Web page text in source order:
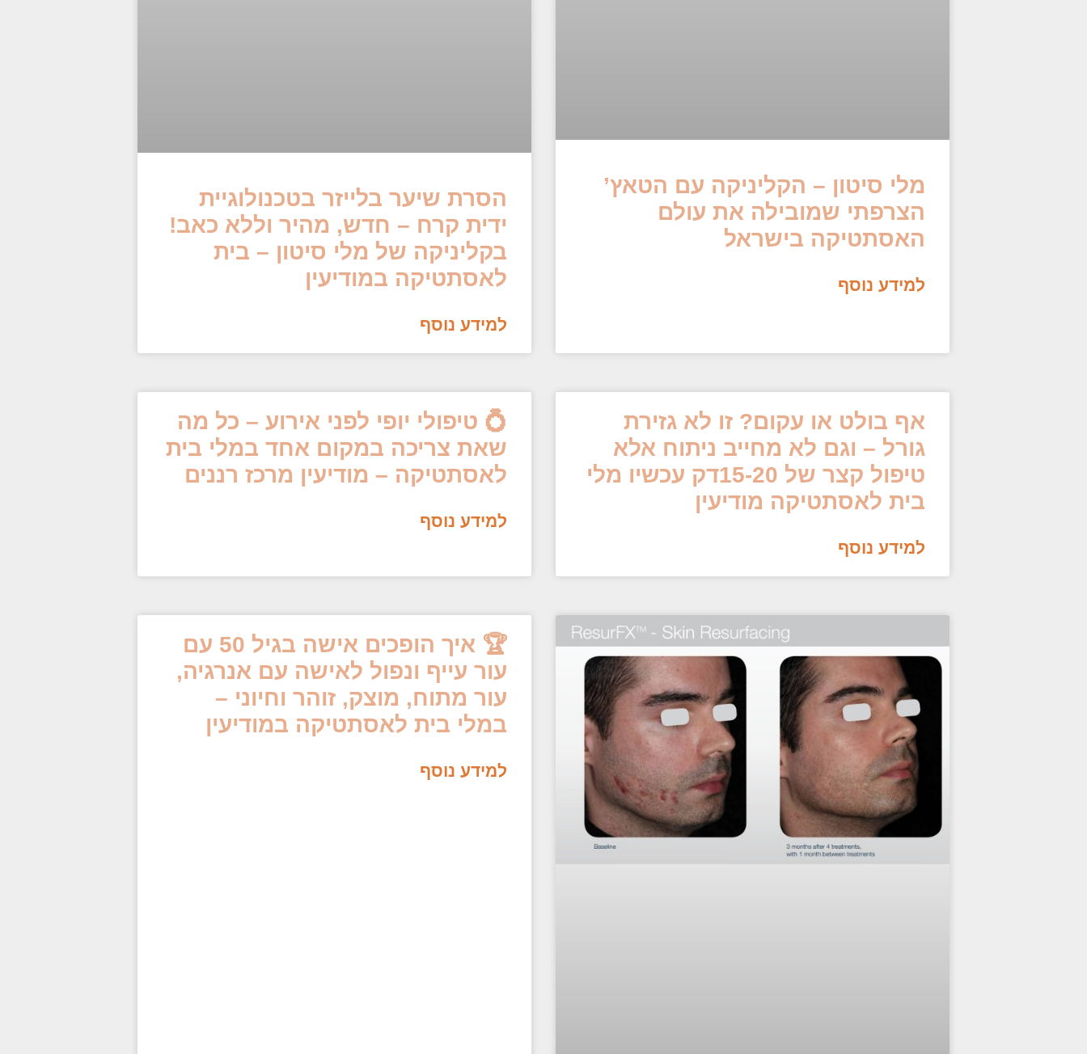
מלי סיטון – הקליניקה עם הטאץ’
הצרפתי שמובילה את עולם
האסתטיקה בישראל
למידע נוסף
הסרת שיער בלייזר בטכנולוגיית
ידית קרח – חדש, מהיר וללא כאב!
בקליניקה של מלי סיטון – בית
לאסתטיקה במודיעין
למידע נוסף
אף בולט או עקום? זו לא גזירת
גורל – וגם לא מחייב ניתוח אלא
טיפול קצר של 15-20דק עכשיו מלי
בית לאסתטיקה מודיעין
למידע נוסף
💍 טיפולי יופי לפני אירוע – כל מה
שאת צריכה במקום אחד במלי בית
לאסתטיקה – מודיעין מרכז רננים
למידע נוסף
🏆 איך הופכים אישה בגיל 50 עם
עור עייף ונפול לאישה עם אנרגיה,
עור מתוח, מוצק, זוהר וחיוני –
במלי בית לאסתטיקה במודיעין
למידע נוסף